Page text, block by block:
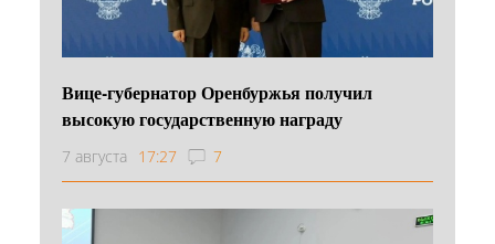
Вице-губернатор Оренбуржья получил
высокую государственную награду
7 августа 17:27 7